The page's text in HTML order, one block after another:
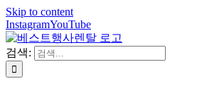
Skip to content
InstagramYouTube
검색: